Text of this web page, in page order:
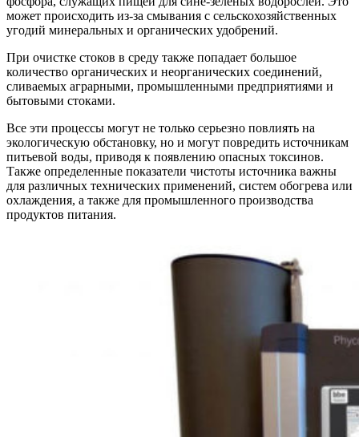
может происходить из-за смывания с сельскохозяйственных
угодий минеральных и органических удобрений.
При очистке стоков в среду также попадает большое
количество органических и неорганических соединений,
сливаемых аграрными, промышленными предприятиями и
бытовыми стоками.
Все эти процессы могут не только серьезно повлиять на
экологическую обстановку, но и могут повредить источникам
питьевой воды, приводя к появлению опасных токсинов.
Также определенные показатели чистоты источника важны
для различных технических применений, систем обогрева или
охлаждения, а также для промышленного производства
продуктов питания.